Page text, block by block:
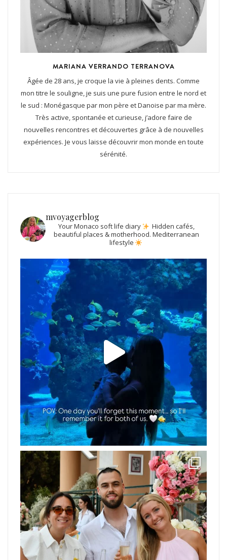
MARIANA VERRANDO TERRANOVA
Âgée de 28 ans, je croque la vie à pleines dents. Comme
mon titre le souligne, je suis une pure fusion entre le nord et
le sud : Monégasque par mon père et Danoise par ma mère.
Très active, spontanée et curieuse, j’adore faire de
nouvelles rencontres et découvertes grâce à de nouvelles
expériences. Je vous laisse découvrir mon monde en toute
sérénité.
mvoyagerblog
Your Monaco soft life diary
Hidden cafés,
beautiful places & motherhood. Mediterranean
lifestyle